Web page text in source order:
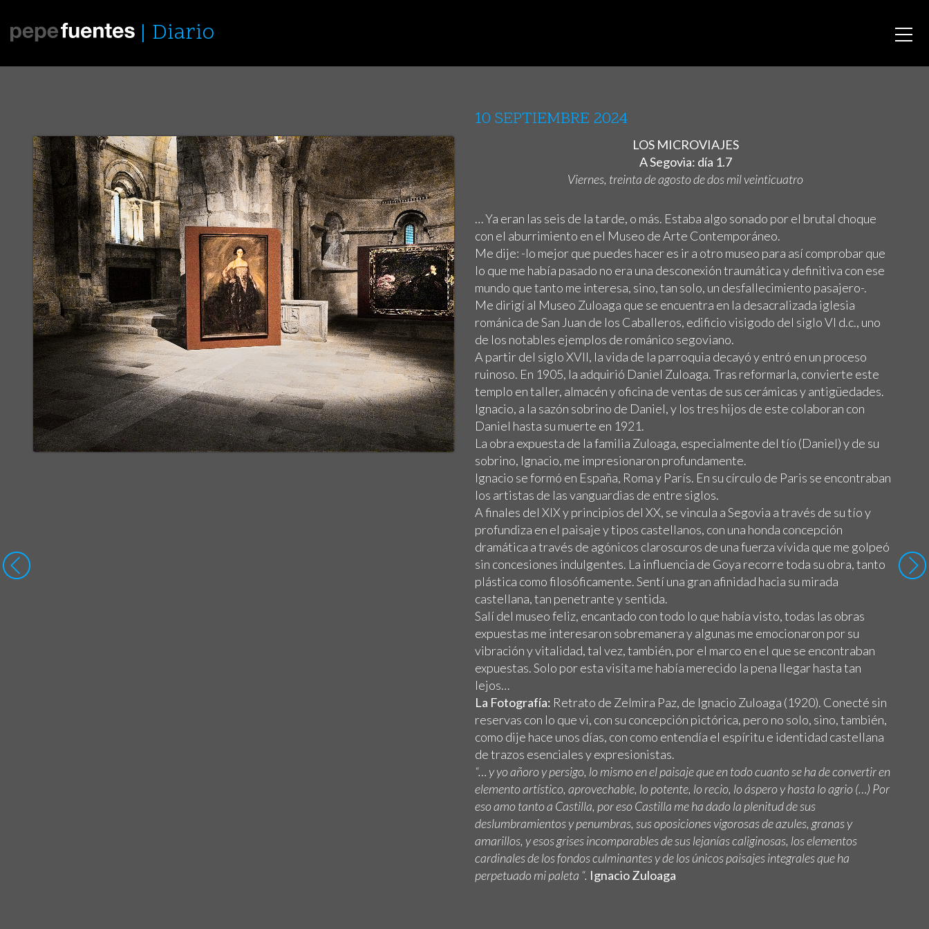
Diario
10 SEPTIEMBRE 2024
LOS MICROVIAJES
A Segovia: día 1.7
Viernes, treinta de agosto de dos mil veinticuatro
… Ya eran las seis de la tarde, o más. Estaba algo sonado por el brutal choque
con el aburrimiento en el Museo de Arte Contemporáneo.
Me dije: -lo mejor que puedes hacer es ir a otro museo para así comprobar que
lo que me había pasado no era una desconexión traumática y definitiva con ese
mundo que tanto me interesa, sino, tan solo, un desfallecimiento pasajero-.
Me dirigí al Museo Zuloaga que se encuentra en la desacralizada iglesia
románica de San Juan de los Caballeros, edificio visigodo del siglo VI d.c., uno
de los notables ejemplos de románico segoviano.
A partir del siglo XVII, la vida de la parroquia decayó y entró en un proceso
ruinoso. En 1905, la adquirió Daniel Zuloaga. Tras reformarla, convierte este
templo en taller, almacén y oficina de ventas de sus cerámicas y antigüedades.
Ignacio, a la sazón sobrino de Daniel, y los tres hijos de este colaboran con
Daniel hasta su muerte en 1921.
La obra expuesta de la familia Zuloaga, especialmente del tío (Daniel) y de su
sobrino, Ignacio, me impresionaron profundamente.
Ignacio se formó en España, Roma y París. En su círculo de Paris se encontraban
los artistas de las vanguardias de entre siglos.
A finales del XIX y principios del XX, se vincula a Segovia a través de su tío y
profundiza en el paisaje y tipos castellanos, con una honda concepción
dramática a través de agónicos claroscuros de una fuerza vívida que me golpeó
sin concesiones indulgentes. La influencia de Goya recorre toda su obra, tanto
plástica como filosóficamente. Sentí una gran afinidad hacia su mirada
castellana, tan penetrante y sentida.
Salí del museo feliz, encantado con todo lo que había visto, todas las obras
expuestas me interesaron sobremanera y algunas me emocionaron por su
vibración y vitalidad, tal vez, también, por el marco en el que se encontraban
expuestas. Solo por esta visita me había merecido la pena llegar hasta tan
lejos…
La Fotografía: Retrato de Zelmira Paz, de Ignacio Zuloaga (1920). Conecté sin
reservas con lo que vi, con su concepción pictórica, pero no solo, sino, también,
como dije hace unos días, con como entendía el espíritu e identidad castellana
de trazos esenciales y expresionistas.
“… y yo añoro y persigo, lo mismo en el paisaje que en todo cuanto se ha de convertir en
elemento artístico, aprovechable, lo potente, lo recio, lo áspero y hasta lo agrio (…) Por
eso amo tanto a Castilla, por eso Castilla me ha dado la plenitud de sus
deslumbramientos y penumbras, sus oposiciones vigorosas de azules, granas y
amarillos, y esos grises incomparables de sus lejanías caliginosas, los elementos
cardinales de los fondos culminantes y de los únicos paisajes integrales que ha
perpetuado mi paleta “. Ignacio Zuloaga